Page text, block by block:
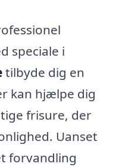
speciale i
tilbyde dig en
kan hjælpe dig
frisure, der
Uanset
forvandling